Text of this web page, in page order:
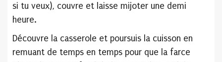
si tu veux), couvre et laisse mijoter une demi
heure.
Découvre la casserole et poursuis la cuisson en
remuant de temps en temps pour que la farce